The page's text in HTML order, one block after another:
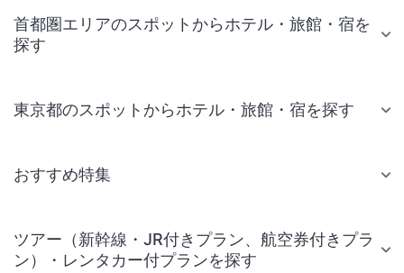
首都圏エリアのスポットからホテル・旅館・宿を
探す
東京都のスポットからホテル・旅館・宿を探す
おすすめ特集
ツアー（新幹線・JR付きプラン、航空券付きプラ
ン）・レンタカー付プランを探す